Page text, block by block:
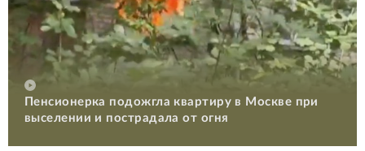
Пенсионерка подожгла квартиру в Москве при
выселении и пострадала от огня